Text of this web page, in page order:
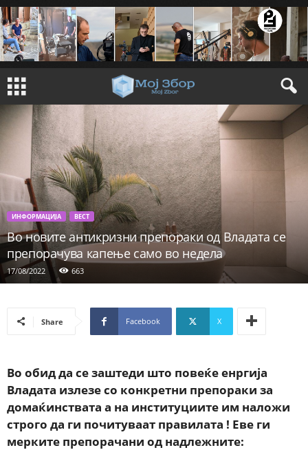
ИНФОРМАЦИЈА ВЕСТ
Во новите антикризни препораки од Владата се
препорачува капење само во недела
17/08/2022 663
Share Facebook X
Во обид да се заштеди што повеќе енргија
Владата излезе со конкретни препораки за
домаќинствата а на институциите им наложи
строго да ги почитуваат правилата ! Еве ги
мерките препорачани од надлежните: